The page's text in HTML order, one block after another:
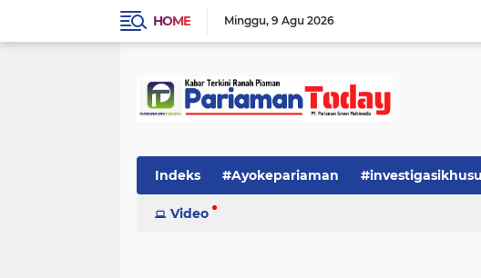
HOME Minggu 9 Agu 2026
Indeks #Ayokepariaman
Video